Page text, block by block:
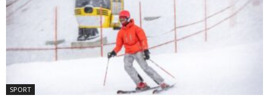
SPORT